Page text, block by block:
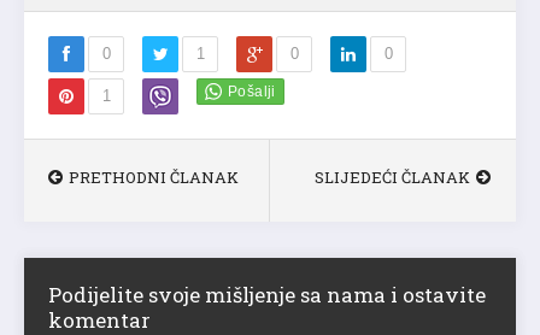
0 1 0 0
1
PRETHODNI ČLANAK SLIJEDEĆI ČLANAK
Podijelite svoje mišljenje sa nama i ostavite
komentar